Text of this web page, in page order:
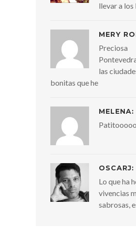
llevar a los
MERY
Preciosa
las
bonitas que he
MELENA:
OSCARJ:
Lo que ha
vivencias
sabrosas,